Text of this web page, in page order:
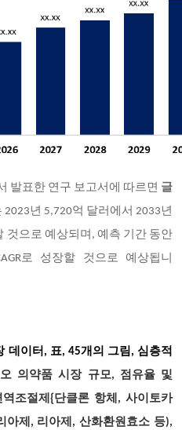
발표한 연구 보고서에 따르면 글
2023년 5,720억 달러에서 2033년
것으로 예상되며, 예측 기간 동안
로 성장할 것으로 예상됩니
데이터, 표, 45개의 그림, 심층적
의약품 시장 규모, 점유율 및
조절제{단클론 항체, 사이토카
아제, 리아제, 산화환원효소 등),